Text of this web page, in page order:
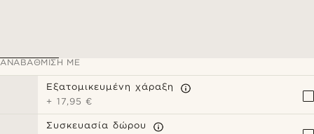
ΑΝΑΒΆΘΜΙΣΗ ΜΕ
Εξατομικευμένη χάραξη
+ 17,95 €
Συσκευασία δώρου